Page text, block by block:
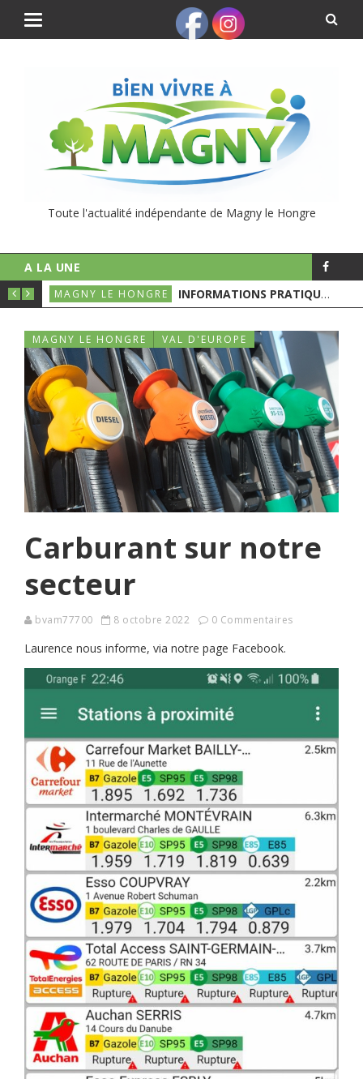
Toute l'actualité indépendante de Magny le Hongre
A LA UNE
MAGNY LE HONGRE INFORMATIONS PRATIQUES POUR LE 1ER TOURS DES ÉLECTIONS MUNICIPALES
MAGNY LE HONGRE VAL D'EUROPE
Carburant sur notre
secteur
bvam77700 8 octobre 2022 0 Commentaires
Laurence nous informe, via notre page Facebook.